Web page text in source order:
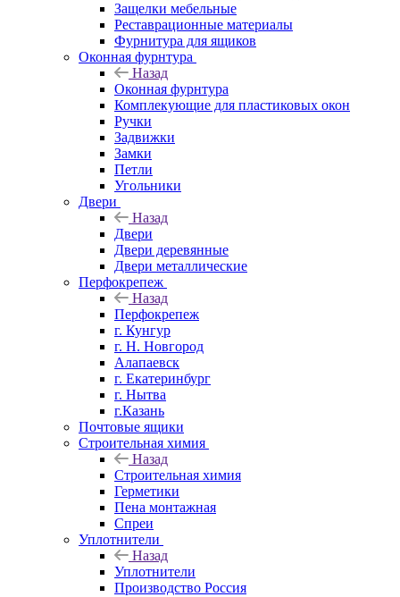
Защелки мебельные
Реставрационные материалы
Фурнитура для ящиков
Оконная фурнтура
Назад
Оконная фурнтура
Комплекующие для пластиковых окон
Ручки
Задвижки
Замки
Петли
Угольники
Двери
Назад
Двери
Двери деревянные
Двери металлические
Перфокрепеж
Назад
Перфокрепеж
г. Кунгур
г. Н. Новгород
Алапаевск
г. Екатеринбург
г. Нытва
г.Казань
Почтовые ящики
Строительная химия
Назад
Строительная химия
Герметики
Пена монтажная
Спреи
Уплотнители
Назад
Уплотнители
Производство Россия